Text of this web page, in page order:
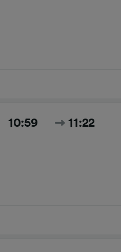
10:59 11:22